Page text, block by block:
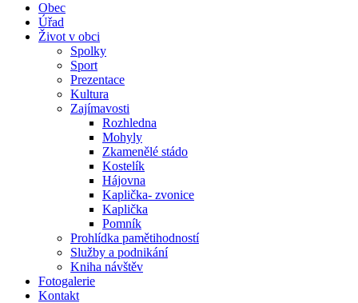
Obec
Úřad
Život v obci
Spolky
Sport
Prezentace
Kultura
Zajímavosti
Rozhledna
Mohyly
Zkamenělé stádo
Kostelík
Hájovna
Kaplička- zvonice
Kaplička
Pomník
Prohlídka pamětihodností
Služby a podnikání
Kniha návštěv
Fotogalerie
Kontakt